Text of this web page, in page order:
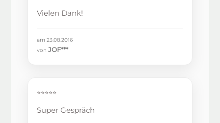
Vielen Dank!
am 23.08.2016
vonJOF***
⭐⭐⭐⭐⭐
Super Gespräch